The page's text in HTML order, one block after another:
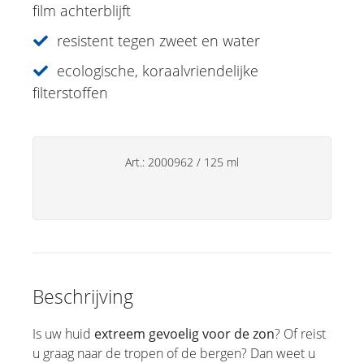
Huishoudsproducten
film achterblijft
resistent tegen zweet en water
ecologische, koraalvriendelijke
filterstoffen
Art.: 2000962 / 125 ml
Beschrijving
Is uw huid extreem gevoelig voor de zon? Of reist
u graag naar de tropen of de bergen? Dan weet u